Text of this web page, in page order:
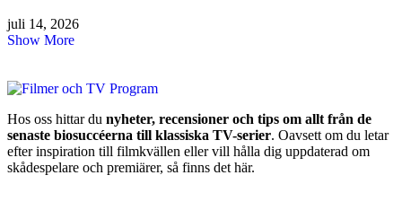
juli 14, 2026
Show More
Hos oss hittar du nyheter, recensioner och tips om allt från de
senaste biosuccéerna till klassiska TV-serier. Oavsett om du letar
efter inspiration till filmkvällen eller vill hålla dig uppdaterad om
skådespelare och premiärer, så finns det här.